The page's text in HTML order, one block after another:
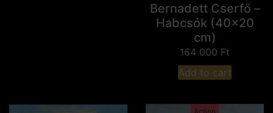
Bernadett Cserfő –
Habcsók (40x20
cm)
164 000 Ft
Add to cart